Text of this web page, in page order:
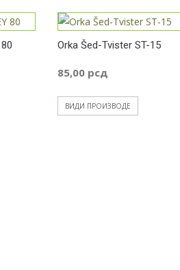
Orka Šed-Tvister ST-15
85,00 рсд
ВИДИ ПРОИЗВОДЕ